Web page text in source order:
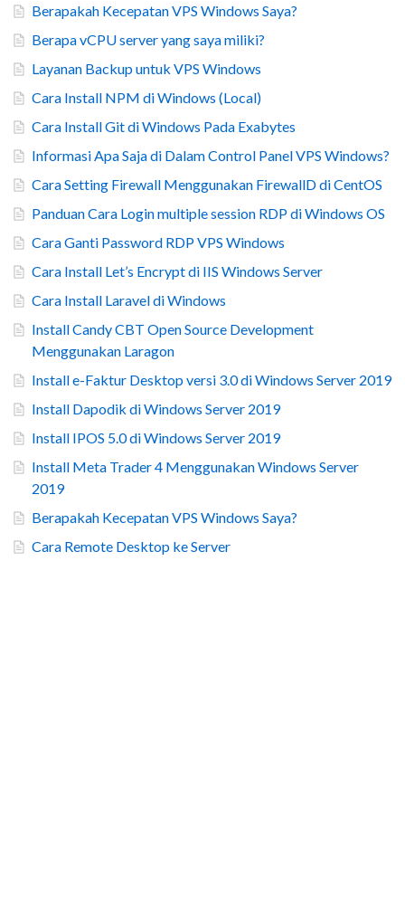
Berapakah Kecepatan VPS Windows Saya?
Berapa vCPU server yang saya miliki?
Layanan Backup untuk VPS Windows
Cara Install NPM di Windows (Local)
Cara Install Git di Windows Pada Exabytes
Informasi Apa Saja di Dalam Control Panel VPS Windows?
Cara Setting Firewall Menggunakan FirewallD di CentOS
Panduan Cara Login multiple session RDP di Windows OS
Cara Ganti Password RDP VPS Windows
Cara Install Let’s Encrypt di IIS Windows Server
Cara Install Laravel di Windows
Install Candy CBT Open Source Development
Menggunakan Laragon
Install e-Faktur Desktop versi 3.0 di Windows Server 2019
Install Dapodik di Windows Server 2019
Install IPOS 5.0 di Windows Server 2019
Install Meta Trader 4 Menggunakan Windows Server
2019
Berapakah Kecepatan VPS Windows Saya?
Cara Remote Desktop ke Server